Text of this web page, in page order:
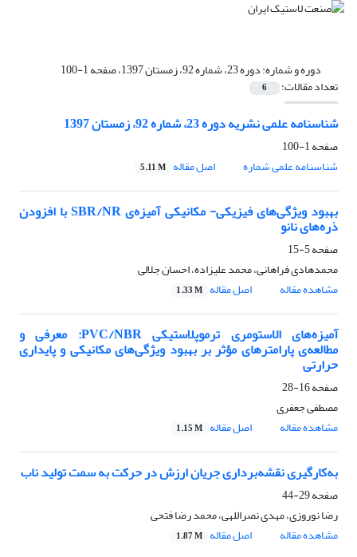
دوره و شماره:دوره 23، شماره 92، زمستان 1397، صفحه 1-100
تعداد مقالات: 6
شناسنامه علمی نشریه دوره 23، شماره 92، زمستان 1397
صفحه1-100
شناسنامه علمی شماره
اصل مقاله 5.11 M
بهبود ویژگی‌های فیزیکی- مکانیکی آمیزه‌ی SBR/NR با افزودن
ذره‌های نانو
صفحه5-15
محمدهادی فراهانی، محمد علیزاده، احسان جلالی
مشاهده مقاله
اصل مقاله 1.33 M
آمیزه‌های الاستومری ترموپلاستیکی PVC/NBR: معرفی و
مطالعه‌ی پارامترهای مؤثر بر بهبود ویژگی‌های مکانیکی و پایداری
حرارتی
صفحه16-28
مصطفی جعفری
مشاهده مقاله
اصل مقاله 1.15 M
به‌کارگیری نقشه‌برداری جریان ارزش در حرکت به سمت تولید ناب
صفحه29-44
رضا نوروزی، مهدی نصراللهی، محمد رضا فتحی
مشاهده مقاله
اصل مقاله 1.87 M